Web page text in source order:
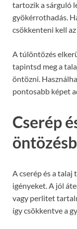
tartozik a sárguló
gyökérrothadás.
csökkenteni kell
A túlöntözés
tapintsd meg a
öntözni.
pontosabb képet
Cserép
A cserép és a
igényeket. A jól
vagy perlitet
így csökkentve a